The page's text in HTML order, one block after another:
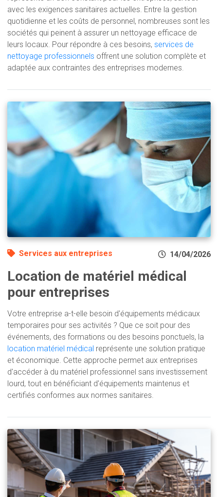
avec les exigences sanitaires actuelles. Entre la gestion
quotidienne et les coûts de personnel, nombreuses sont les
sociétés qui peinent à assurer un nettoyage efficace de
leurs locaux. Pour répondre à ces besoins, services de
nettoyage professionnels offrent une solution complète et
adaptée aux contraintes des entreprises modernes.
Services aux entreprises 14/04/2026
Location de matériel médical
pour entreprises
Votre entreprise a-t-elle besoin d'équipements médicaux
temporaires pour ses activités ? Que ce soit pour des
événements, des formations ou des besoins ponctuels, la
location matériel médical représente une solution pratique
et économique. Cette approche permet aux entreprises
d'accéder à du matériel professionnel sans investissement
lourd, tout en bénéficiant d'équipements maintenus et
certifiés conformes aux normes sanitaires.